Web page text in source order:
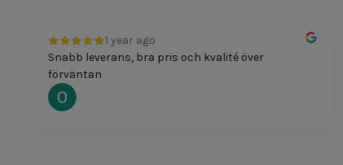
1 year ago
Snabb leverans, bra pris och kvalité över
förväntan
Oscar Svensson